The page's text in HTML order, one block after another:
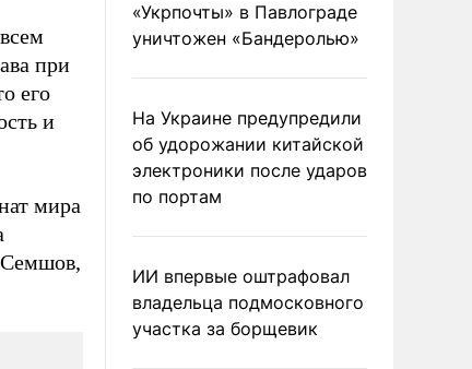
при
его
и
мира
Семшов,
«Укрпочты» в Павлограде
уничтожен «Бандеролью»
На Украине предупредили
об удорожании китайской
электроники после ударов
по портам
ИИ впервые оштрафовал
владельца подмосковного
участка за борщевик